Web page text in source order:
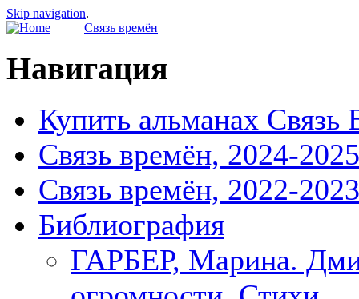
Skip navigation.
Связь времён
Навигация
Купить альманах Связь
Связь времён, 2024-2025
Связь времён, 2022-2023
Библиография
ГАРБЕР, Марина.